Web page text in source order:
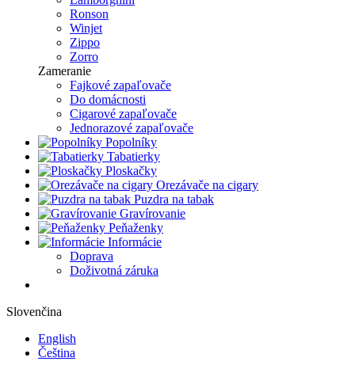
Ronson
Winjet
Zippo
Zorro
Zameranie
Fajkové zapaľovače
Do domácnosti
Cigarové zapaľovače
Jednorazové zapaľovače
Popolníky
Tabatierky
Ploskačky
Orezávače na cigary
Puzdra na tabak
Gravírovanie
Peňaženky
Informácie
Doprava
Doživotná záruka
Slovenčina
English
Čeština